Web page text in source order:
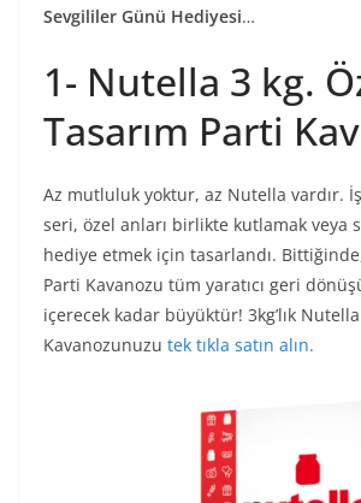
Sevgililer Günü Hediyesi…
1- Nutella 3 kg.
Tasarım Parti
Az mutluluk yoktur, az Nutella vardır.
seri, özel anları birlikte kutlamak veya
hediye etmek için tasarlandı.
Parti Kavanozu tüm yaratıcı geri
içerecek kadar büyüktür! 3kg’lık
Kavanozunuzu tek tıkla satın alın.